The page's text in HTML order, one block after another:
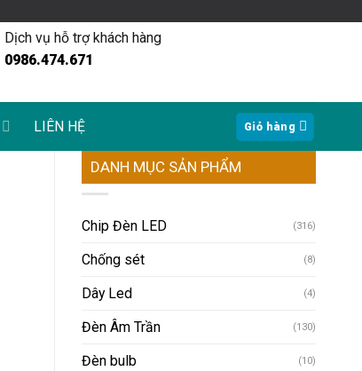
Dịch vụ hỗ trợ khách hàng
0986.474.671
LIÊN HỆ Giỏ hàng
DANH MỤC SẢN PHẨM
Chip Đèn LED (316)
Chống sét (8)
Dây Led (4)
Đèn Âm Trần (130)
Đèn bulb (10)